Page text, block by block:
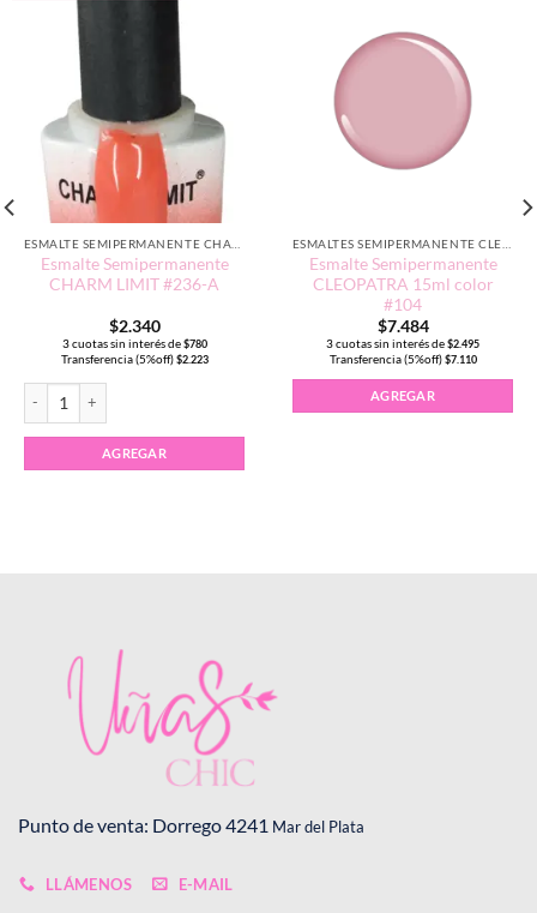
Esmalte Semipermanente
CHARM LIMIT #236-A
$2.340
3 cuotas sin interés de $780
Transferencia (5%off) $2.223
Esmalte Semipermanente CHARM LIMIT #236-A cantidad
AGREGAR
Esmalte Semipermanente
CLEOPATRA 15ml color
#104
$7.484
3 cuotas sin interés de $2.495
Transferencia (5%off) $7.110
AGREGAR
Punto de venta: Dorrego 4241 Mar del Plata
LLÁMENOS E-MAIL